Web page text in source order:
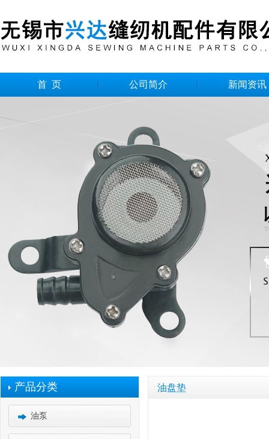
首 页 公司简介 新闻资讯
产品分类
油泵
油盘垫